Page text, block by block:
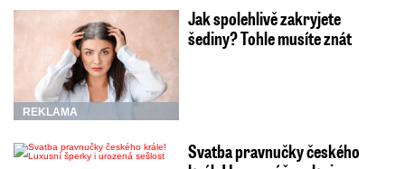
REKLAMA
Jak spolehlivě zakryjete
šediny? Tohle musíte znát
Svatba pravnučky českého